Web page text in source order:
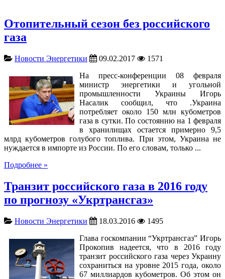
Отопительный сезон без российского
газа
Новости Энергетики 09.02.2017
1571
На пресс-конференции 08 февраля
министр энергетики и угольной
промышленности Украины Игорь
Насалик сообщил, что .Украина
потребляет около 150 млн кубометров
газа в сутки. По состоянию на 1 февраля
в хранилищах остается примерно 9,5
млрд кубометров голубого топлива. При этом, Украина не
нуждается в импорте из России. По его словам, только ...
Подробнее »
Транзит российского газа в 2016 году
по прогнозу «Укртрансгаз»
Новости Энергетики 18.03.2016
1495
Глава госкомпании “Укртрансгаз” Игорь
Прокопив надеется, что в 2016 году
транзит российского газа через Украину
сохраниться на уровне 2015 года, около
67 миллиардов кубометров. Об этом он